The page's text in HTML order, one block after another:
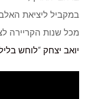
במקביל ליציאת
מכל שנות הקריירה
יואב יצחק “לוחש